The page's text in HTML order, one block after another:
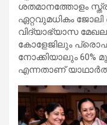
ശതമാനത്തോളം
ഏറ്റവുമധികം
വിദ്യാഭ്യാസ
കോളേജിലും
നോക്കിയാലും 60%
എന്നതാണ്